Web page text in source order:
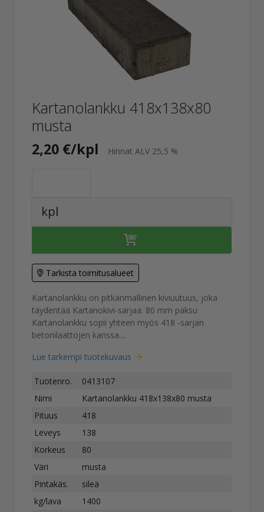
Kartanolankku 418x138x80
musta
2,20 €/kpl Hinnat ALV 25,5 %
kpl
Tarkista toimitusalueet
Kartanolankku on pitkänmallinen kiviuutuus, joka
täydentää Kartanokivi-sarjaa. 80 mm paksu
Kartanolankku sopii yhteen myös 418 -sarjan
betonilaattojen kanssa....
Lue tarkempi tuotekuvaus
Tuotenro.
0413107
Nimi
Kartanolankku 418x138x80 musta
Pituus
418
Leveys
138
Korkeus
80
Väri
musta
Pintakäs.
sileä
kg/lava
1400